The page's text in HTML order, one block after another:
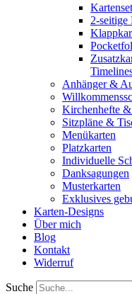
2-seitige
Anhänger &
Kirchenhefte
Sitzpläne &
Menükarten
Platzkarten
Individuelle
Danksagungen
Musterkarten
Exklusives
Karten-Designs
Über mich
Blog
Kontakt
Widerruf
Suche